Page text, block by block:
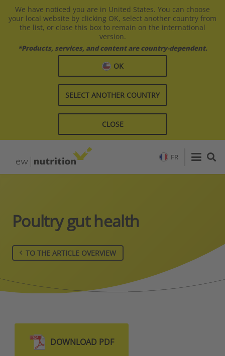
We have noticed you are in United States. You can choose
your local website by clicking OK, select another country from
the list, or close this box to remain on the international
version.
*Products, services, and content are country-dependent.
OK
SELECT ANOTHER COUNTRY
CLOSE
FR
Poultry gut health
TO THE ARTICLE OVERVIEW
DOWNLOAD PDF